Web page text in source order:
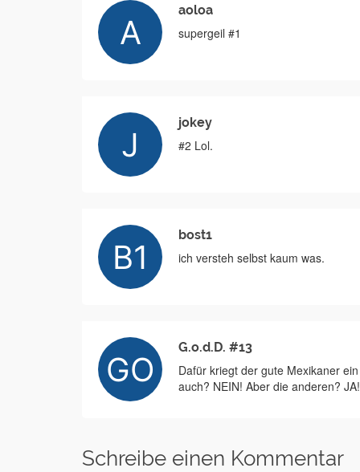
aoloa
supergeil #1
jokey
#2 Lol.
bost1
ich versteh selbst kaum was.
G.o.d.D. #13
Dafür kriegt der gute Mexikaner
auch? NEIN! Aber die anderen? JA!
Schreibe einen Kommentar